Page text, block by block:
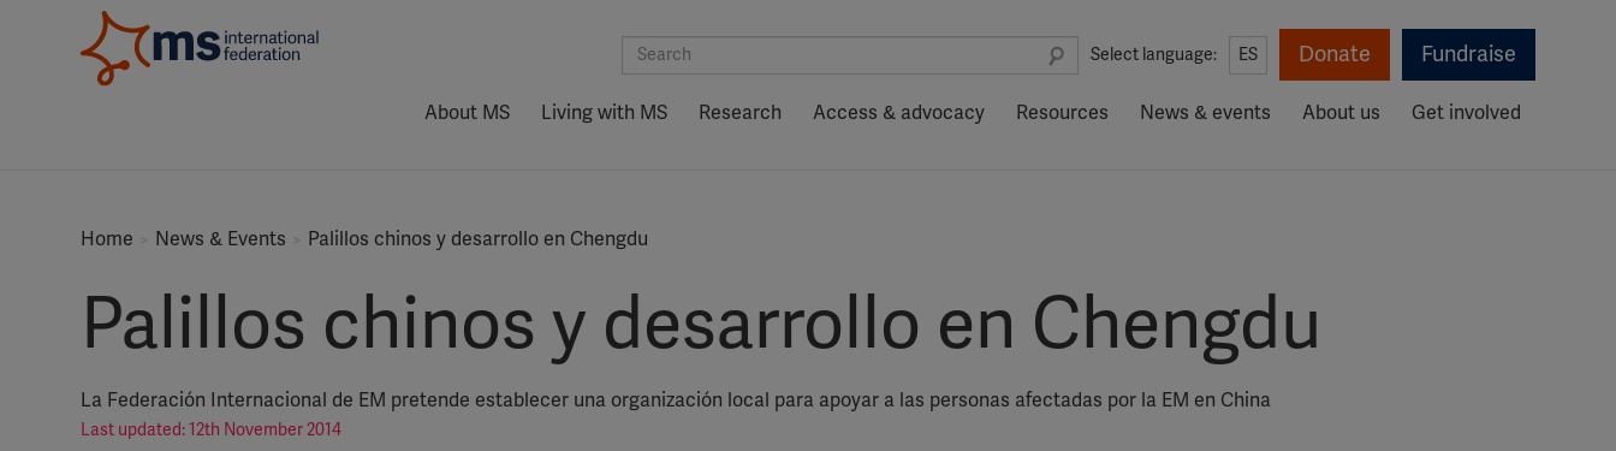
Select language: ES Donate Fundraise
About MS Living with MS Research Access & advocacy Resources News & events About us Get involved
Home News & Events Palillos chinos y desarrollo en Chengdu
Palillos chinos y desarrollo en Chengdu
La Federación Internacional de EM pretende establecer una organización local para apoyar a las personas afectadas por la EM en China
Last updated: 12th November 2014